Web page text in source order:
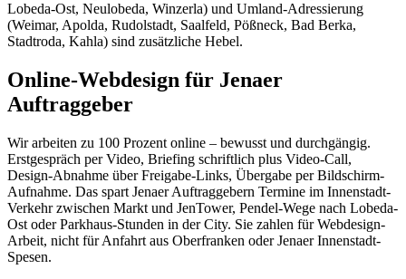
Lobeda-Ost, Neulobeda, Winzerla) und Umland-Adressierung
(Weimar, Apolda, Rudolstadt, Saalfeld, Pößneck, Bad Berka,
Stadtroda, Kahla) sind zusätzliche Hebel.
Online-Webdesign für Jenaer
Auftraggeber
Wir arbeiten zu 100 Prozent online – bewusst und durchgängig.
Erstgespräch per Video, Briefing schriftlich plus Video-Call,
Design-Abnahme über Freigabe-Links, Übergabe per Bildschirm-
Aufnahme. Das spart Jenaer Auftraggebern Termine im Innenstadt-
Verkehr zwischen Markt und JenTower, Pendel-Wege nach Lobeda-
Ost oder Parkhaus-Stunden in der City. Sie zahlen für Webdesign-
Arbeit, nicht für Anfahrt aus Oberfranken oder Jenaer Innenstadt-
Spesen.